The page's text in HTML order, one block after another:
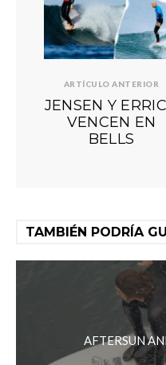
ARTÍCULO ANTERIOR
JENSEN Y
VENCEN EN
BELLS
TAMBIÉN PODRÍA
AFTERSUN